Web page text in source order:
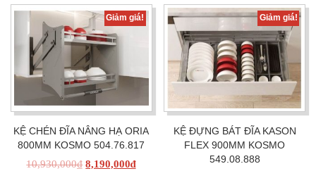
Giảm giá!
KỆ CHÉN ĐĨA NÂNG HẠ ORIA
800MM KOSMO 504.76.817
10,930,000₫ 8,190,000₫
Giảm giá!
KỆ ĐỰNG BÁT ĐĨA KASON
FLEX 900MM KOSMO
549.08.888